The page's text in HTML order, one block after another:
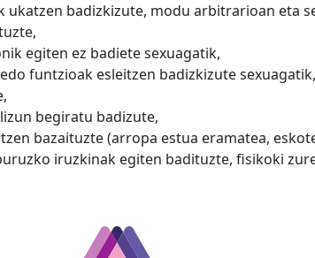
ukatzen badizkizute, modu arbitrarioan eta
egiten ez badiete sexuagatik,
funtzioak esleitzen badizkizute sexuagatik,
begiratu badizute,
bazaituzte (arropa estua eramatea,
iruzkinak egiten badituzte, fisikoki